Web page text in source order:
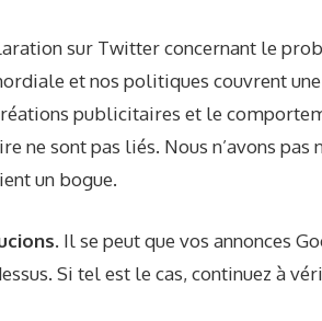
sur Twitter concernant le
et nos politiques couvrent
publicitaires et le
ne sont pas liés. Nous n’avons
un bogue.
Il se peut que vos annonces
Si tel est le cas, continuez à